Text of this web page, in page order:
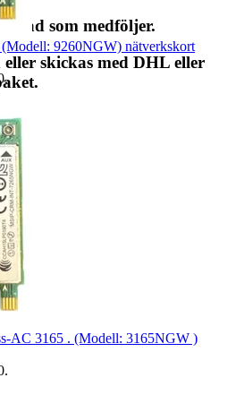
vad som medföljer.
skickas med DHL eller
9260NGW) nätverkskort
.
AC 3165 . (Modell: 3165NGW )
.